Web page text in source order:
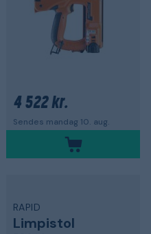
4 522 kr.
Sendes mandag 10. aug.
RAPID
Limpistol